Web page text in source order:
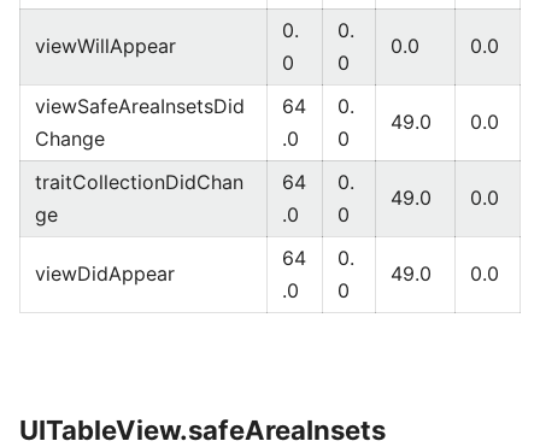
viewWillAppear
0.
0
0.
0
0.0 0.0
viewSafeAreaInsetsDid
Change
64
.0
0.
0
49.0 0.0
traitCollectionDidChan
ge
64
.0
0.
0
49.0 0.0
viewDidAppear
64
.0
0.
0
49.0 0.0
UITableView.safeAreaInsets